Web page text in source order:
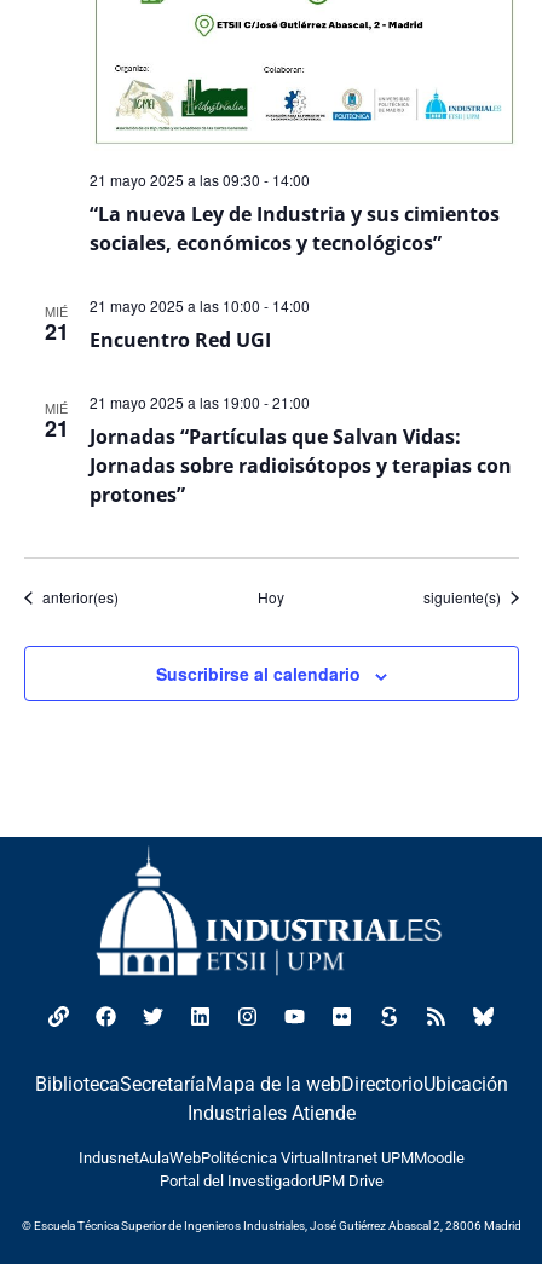
“La nueva Ley de Industria y sus cimientos
sociales, económicos y tecnológicos”
21 mayo 2025 a las 09:30 - 14:00
MIÉ
21 Encuentro Red UGI
21 mayo 2025 a las 10:00 - 14:00
MIÉ
21
Jornadas “Partículas que Salvan Vidas:
Jornadas sobre radioisótopos y terapias con
protones”
21 mayo 2025 a las 19:00 -21:00
Eventos
anterior(es) Hoy Eventos
siguiente(s)
Suscribirse al calendario
BibliotecaSecretaríaMapa de la webDirectorioUbicación
Industriales Atiende
IndusnetAulaWebPolitécnica Virtual Intranet UPMMoodle
Portal del InvestigadorUPM Drive
© Escuela Técnica Superior de Ingenieros Industriales, José Gutiérrez Abascal 2, 28006 Madrid